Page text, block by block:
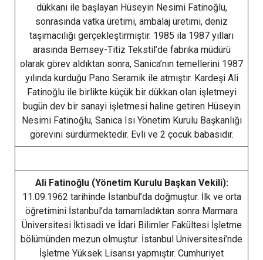
dükkanı ile başlayan Hüseyin Nesimi Fatinoğlu,
sonrasında vatka üretimi, ambalaj üretimi, deniz
taşımacılığı gerçekleştirmiştir. 1985 ila 1987 yılları
arasında Bemsey-Titiz Tekstil’de fabrika müdürü
olarak görev aldıktan sonra, Sanica’nın temellerini 1987
yılında kurduğu Pano Seramik ile atmıştır. Kardeşi Ali
Fatinoğlu ile birlikte küçük bir dükkan olan işletmeyi
bugün dev bir sanayi işletmesi haline getiren Hüseyin
Nesimi Fatinoğlu, Sanica Isı Yönetim Kurulu Başkanlığı
görevini sürdürmektedir. Evli ve 2 çocuk babasıdır.
Ali Fatinoğlu (Yönetim Kurulu Başkan Vekili):
11.09.1962 tarihinde İstanbul’da doğmuştur. İlk ve orta
öğretimini İstanbul’da tamamladıktan sonra Marmara
Üniversitesi İktisadi ve İdari Bilimler Fakültesi İşletme
bölümünden mezun olmuştur. İstanbul Üniversitesi’nde
İşletme Yüksek Lisansı yapmıştır. Cumhuriyet